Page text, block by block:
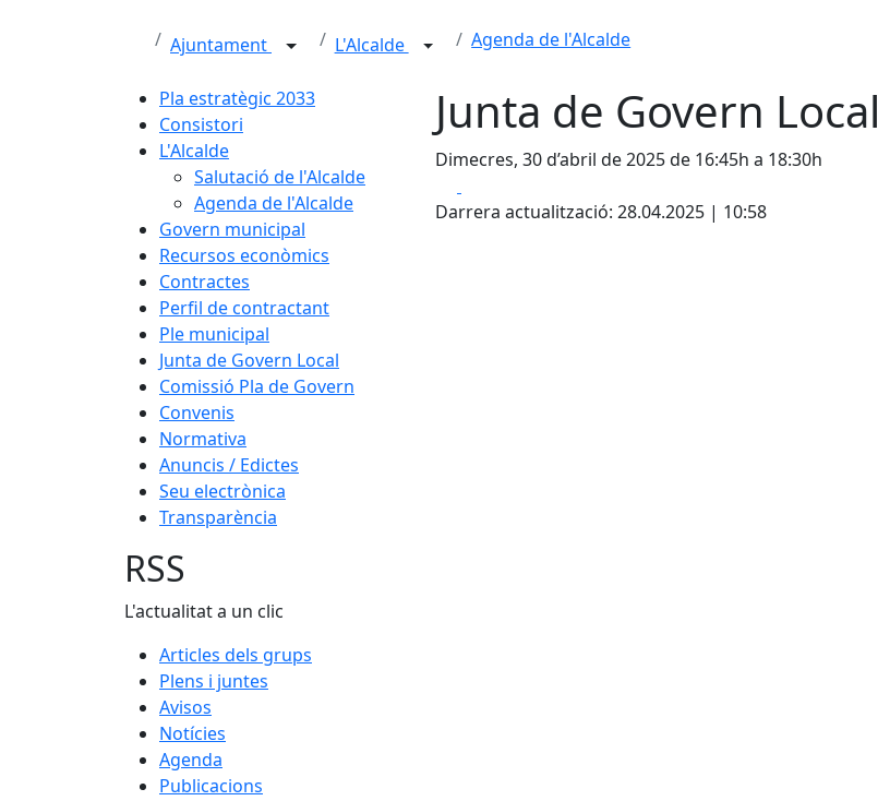
Ajuntament L'Alcalde Agenda de l'Alcalde
Pla estratègic 2033
Consistori
L'Alcalde
Salutació de l'Alcalde
Agenda de l'Alcalde
Govern municipal
Recursos econòmics
Contractes
Perfil de contractant
Ple municipal
Junta de Govern Local
Comissió Pla de Govern
Convenis
Normativa
Anuncis / Edictes
Seu electrònica
Transparència
Junta de Govern Local
Dimecres, 30 d’abril de 2025 de 16:45h a 18:30h
Darrera actualització: 28.04.2025 | 10:58
RSS
L'actualitat a un clic
Articles dels grups
Plens i juntes
Avisos
Notícies
Agenda
Publicacions